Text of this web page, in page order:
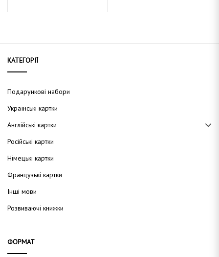
КАТЕГОРІЇ
Подарункові набори
Українські картки
Англійські картки
Російські картки
Німецькі картки
Французькі картки
Інші мови
Розвиваючі книжки
ФОРМАТ